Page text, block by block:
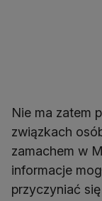
Nie ma zatem
związkach
zamachem w
informacje
przyczyniać